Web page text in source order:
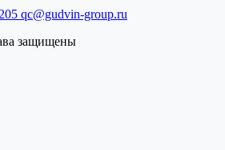
qc@gudvin-group.ru
защищены